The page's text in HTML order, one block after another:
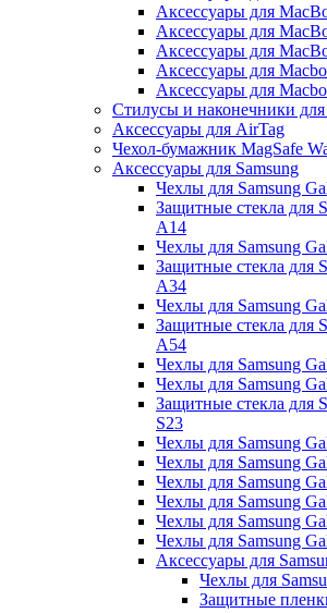
Аксессуары для
Аксессуары для
Аксессуары для
Аксессуары для
Аксессуары для
Стилусы и наконечники
Аксессуары для AirTag
Чехол-бумажник MagSafe
Аксессуары для Samsung
Чехлы для Samsung
Защитные стекла для
A14
Чехлы для Samsung
Защитные стекла для
A34
Чехлы для Samsung
Защитные стекла для
A54
Чехлы для Samsung
Чехлы для Samsung
Защитные стекла для
S23
Чехлы для Samsung
Чехлы для Samsung
Чехлы для Samsung
Чехлы для Samsung
Чехлы для Samsung
Чехлы для Samsung
Аксессуары для
Чехлы для
Защитные